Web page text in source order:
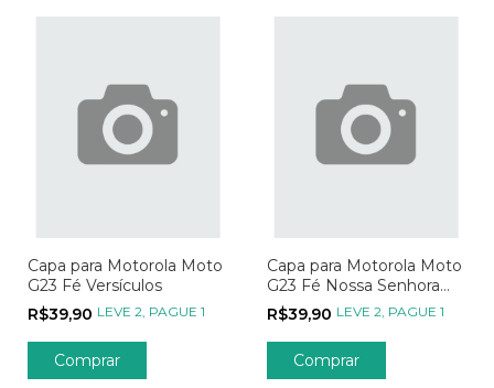
Capa para Motorola Moto
G23 Fé Versículos
R$39,90 LEVE 2, PAGUE 1
Comprar
Capa para Motorola Moto
G23 Fé Nossa Senhora
Transparente
R$39,90 LEVE 2, PAGUE 1
Comprar